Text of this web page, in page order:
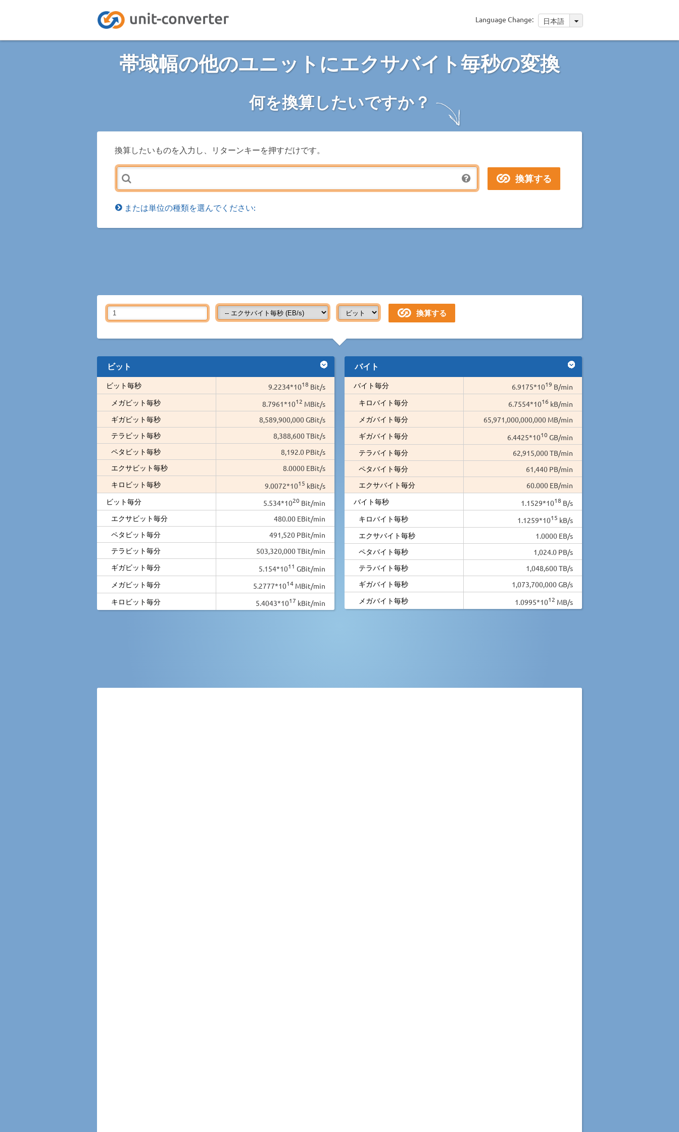
Language Change: 日本語
帯域幅の他のユニットにエクサバイト毎秒の変換
何を換算したいですか？
換算したいものを入力し、リターンキーを押すだけです。
または単位の種類を選んでください:
ビット
ビット毎秒 9.2234*1018 Bit/s
メガビット毎秒
8.7961*1012 MBit/s
ギガビット毎秒
8,589,900,000 GBit/s
テラビット毎秒
8,388,600 TBit/s
ペタビット毎秒
8,192.0 PBit/s
エクサビット毎秒
8.0000 EBit/s
キロビット毎秒
9.0072*1015 kBit/s
ビット毎分
5.534*1020 Bit/min
エクサビット毎分
480.00 EBit/min
ペタビット毎分
491,520 PBit/min
テラビット毎分
503,320,000 TBit/min
ギガビット毎分
5.154*1011 GBit/min
メガビット毎分
5.2777*1014 MBit/min
キロビット毎分
5.4043*1017 kBit/min
バイト
バイト毎分 6.9175*1019 B/min
キロバイト毎分
6.7554*1016 kB/min
メガバイト毎分
65,971,000,000,000 MB/min
ギガバイト毎分
6.4425*1010 GB/min
テラバイト毎分
62,915,000 TB/min
ペタバイト毎分
61,440 PB/min
エクサバイト毎分
60.000 EB/min
バイト毎秒
1.1529*1018 B/s
キロバイト毎秒
1.1259*1015 kB/s
エクサバイト毎秒
1.0000 EB/s
ペタバイト毎秒
1,024.0 PB/s
テラバイト毎秒
1,048,600 TB/s
ギガバイト毎秒
1,073,700,000 GB/s
メガバイト毎秒
1.0995*1012 MB/s